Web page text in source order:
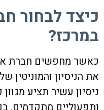
כיצד לבחור
במרכז?
כאשר מחפשים חברת
את הניסיון
ניסיון עשיר תציע
ותפעוליים מתקדמים.